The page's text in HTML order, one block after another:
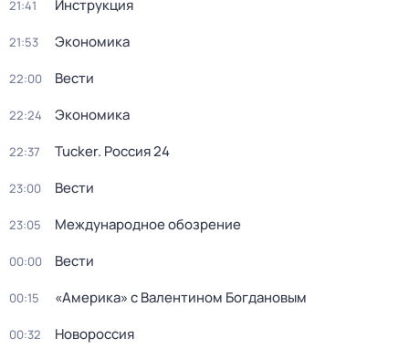
21:41 Инструкция
21:53 Экономика
22:00 Вести
22:24 Экономика
22:37 Tucker. Россия 24
23:00 Вести
23:05 Международное обозрение
00:00 Вести
00:15 «Америка» с Валентином Богдановым
00:32 Новороссия